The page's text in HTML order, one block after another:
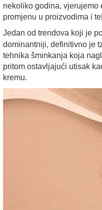
nekoliko godina, vjerujemo
promjenu u proizvodima i
Jedan od trendova koji je
dominantniji, definitivno je
tehnika šminkanja koja
pritom ostavljajući utisak
kremu.